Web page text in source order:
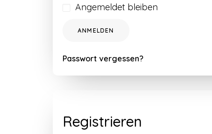
Angemeldet bleiben
ANMELDEN
Passwort vergessen?
Registrieren